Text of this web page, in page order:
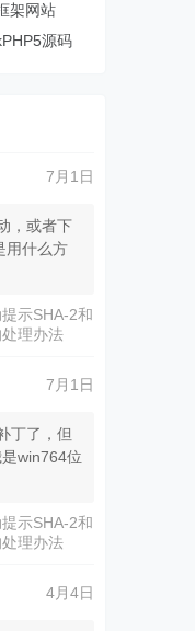
架网站
源码
7月1日
，或者下
用什么方
示SHA-2和
理办法
7月1日
丁了，但
win764位
示SHA-2和
理办法
4月4日